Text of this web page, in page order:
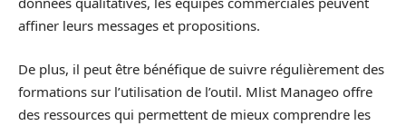
affiner leurs messages et propositions.
De plus, il peut être bénéfique de suivre régulièrement des
formations sur l’utilisation de l’outil. Mlist Manageo offre
des ressources qui permettent de mieux comprendre les